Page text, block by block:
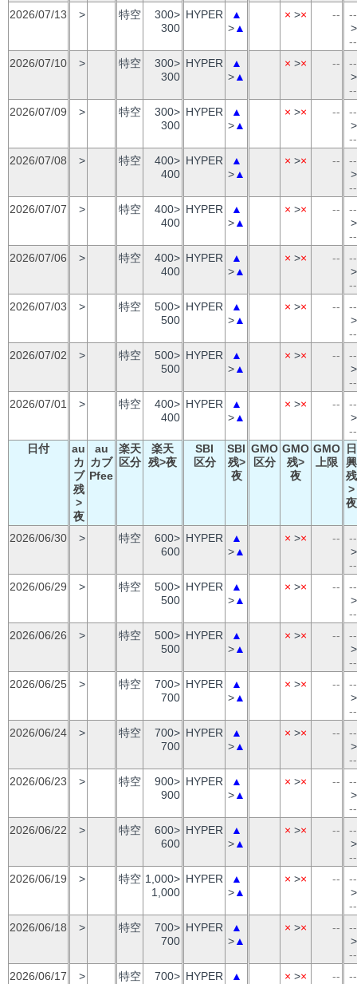
2026/07/13
> 特空
300>
300
HYPER
▲
>▲
× >× --
--
>
--
2026/07/10
> 特空
300>
300
HYPER
▲
>▲
× >× --
--
>
--
2026/07/09
> 特空
300>
300
HYPER
▲
>▲
× >× --
--
>
--
2026/07/08
> 特空
400>
400
HYPER
▲
>▲
× >× --
--
>
--
2026/07/07
> 特空
400>
400
HYPER
▲
>▲
× >× --
--
>
--
2026/07/06
> 特空
400>
400
HYPER
▲
>▲
× >× --
--
>
--
2026/07/03
> 特空
500>
500
HYPER
▲
>▲
× >× --
--
>
--
2026/07/02
> 特空
500>
500
HYPER
▲
>▲
× >× --
--
>
--
2026/07/01
> 特空
400>
400
HYPER
▲
>▲
× >× --
--
>
--
日付
au
カ
ブ
残
>
夜
au
カブ
Pfee
楽天
区分
楽天
残>夜
SBI
区分
SBI
残>
夜
GMO
区分
GMO
残>
夜
GMO
上限
日
興
残
>
夜
2026/06/30 > 特空
600>
600
HYPER
▲
>▲
× >× --
--
>
--
2026/06/29
> 特空
500>
500
HYPER
▲
>▲
× >× --
--
>
--
2026/06/26
> 特空
500>
500
HYPER
▲
>▲
× >× --
--
>
--
2026/06/25
> 特空
700>
700
HYPER
▲
>▲
× >× --
--
>
--
2026/06/24
> 特空
700>
700
HYPER
▲
>▲
× >× --
--
>
--
2026/06/23
> 特空
900>
900
HYPER
▲
>▲
× >× --
--
>
--
2026/06/22
> 特空
600>
600
HYPER
▲
>▲
× >× --
--
>
--
2026/06/19
> 特空 1,000>
1,000
HYPER
▲
>▲
× >× --
--
>
--
2026/06/18
> 特空
700>
700
HYPER
▲
>▲
× >× --
--
>
--
2026/06/17
> 特空
700> HYPER
▲
× >× --
--